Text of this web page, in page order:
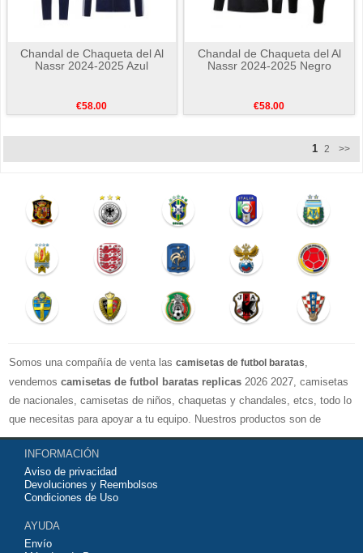
Chandal de Chaqueta del Al
Nassr 2024-2025 Azul
€58.00
Chandal de Chaqueta del Al
Nassr 2024-2025 Negro
€58.00
1 2 >>
Somos una compañía de venta las camisetas de futbol baratas,
vendemos camisetas de futbol baratas replicas 2026 2027, camisetas
de nacionales, camisetas de niños, chaquetas y chandales, etcs, todo lo
que necesitas para apoyar a tu equipo. Nuestros productos son de
exelente calidad y buen precio. Espero que usted puede estar satisfecho,
Agradecemos sus comentarios y sugerencias.
INFORMACIÓN
Aviso de privacidad
Devoluciones y Reembolsos
Condiciones de Uso
AYUDA
Envío